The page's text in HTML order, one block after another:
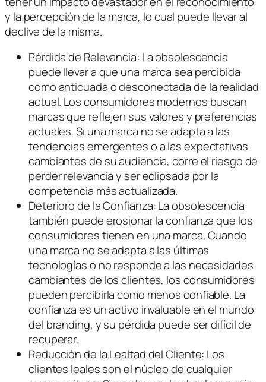
y la percepción de la marca, lo cual puede llevar al
declive de la misma.
Pérdida de Relevancia: La obsolescencia
puede llevar a que una marca sea percibida
como anticuada o desconectada de la realidad
actual. Los consumidores modernos buscan
marcas que reflejen sus valores y preferencias
actuales. Si una marca no se adapta a las
tendencias emergentes o a las expectativas
cambiantes de su audiencia, corre el riesgo de
perder relevancia y ser eclipsada por la
competencia más actualizada.
Deterioro de la Confianza: La obsolescencia
también puede erosionar la confianza que los
consumidores tienen en una marca. Cuando
una marca no se adapta a las últimas
tecnologías o no responde a las necesidades
cambiantes de los clientes, los consumidores
pueden percibirla como menos confiable. La
confianza es un activo invaluable en el mundo
del branding, y su pérdida puede ser difícil de
recuperar.
Reducción de la Lealtad del Cliente: Los
clientes leales son el núcleo de cualquier